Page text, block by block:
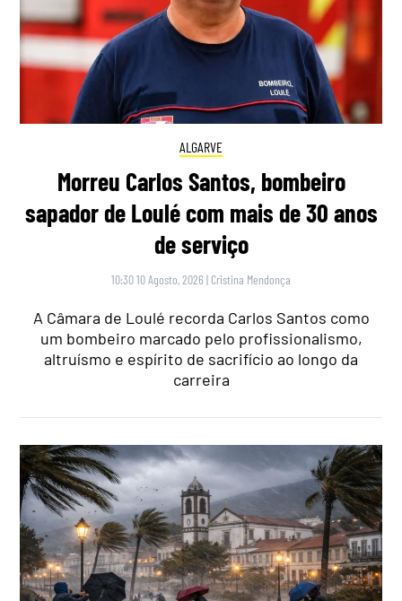
ALGARVE
Morreu Carlos Santos, bombeiro
sapador de Loulé com mais de 30 anos
de serviço
10:30 10 Agosto, 2026 | Cristina Mendonça
A Câmara de Loulé recorda Carlos Santos como
um bombeiro marcado pelo profissionalismo,
altruísmo e espírito de sacrifício ao longo da
carreira